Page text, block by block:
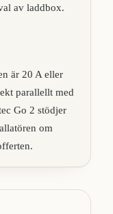
av laddbox.
är 20 A eller
parallellt med
Go 2 stödjer
om